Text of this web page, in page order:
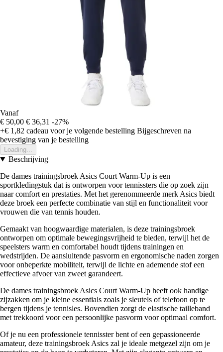
Vanaf
€ 50,00 € 36,31 -27%
+€ 1,82 cadeau voor je volgende bestelling Bijgeschreven na
bevestiging van je bestelling
Loading...
Beschrijving
De dames trainingsbroek Asics Court Warm-Up is een
sportkledingstuk dat is ontworpen voor tennissters die op zoek zijn
naar comfort en prestaties. Met het gerenommeerde merk Asics biedt
deze broek een perfecte combinatie van stijl en functionaliteit voor
vrouwen die van tennis houden.
Gemaakt van hoogwaardige materialen, is deze trainingsbroek
ontworpen om optimale bewegingsvrijheid te bieden, terwijl het de
speelsters warm en comfortabel houdt tijdens trainingen en
wedstrijden. De aansluitende pasvorm en ergonomische naden zorgen
voor onbeperkte mobiliteit, terwijl de lichte en ademende stof een
effectieve afvoer van zweet garandeert.
De dames trainingsbroek Asics Court Warm-Up heeft ook handige
zijzakken om je kleine essentials zoals je sleutels of telefoon op te
bergen tijdens je tennisles. Bovendien zorgt de elastische tailleband
met trekkoord voor een persoonlijke pasvorm voor optimaal comfort.
Of je nu een professionele tennisster bent of een gepassioneerde
amateur, deze trainingsbroek Asics zal je ideale metgezel zijn om je